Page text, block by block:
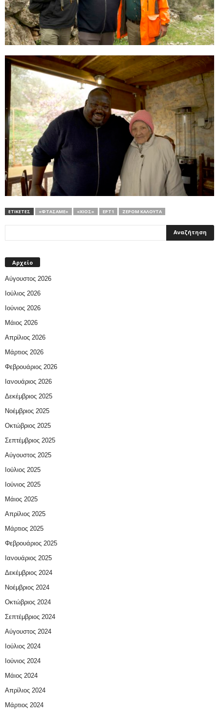
ΕΤΙΚΕΤΕΣ «ΦΤΆΣΑΜΕ» «ΧΊΟΣ» ΕΡΤ1 ΖΕΡΌΜ ΚΑΛΟΎΤΑ
Αρχείο
Αύγουστος 2026
Ιούλιος 2026
Ιούνιος 2026
Μάιος 2026
Απρίλιος 2026
Μάρτιος 2026
Φεβρουάριος 2026
Ιανουάριος 2026
Δεκέμβριος 2025
Νοέμβριος 2025
Οκτώβριος 2025
Σεπτέμβριος 2025
Αύγουστος 2025
Ιούλιος 2025
Ιούνιος 2025
Μάιος 2025
Απρίλιος 2025
Μάρτιος 2025
Φεβρουάριος 2025
Ιανουάριος 2025
Δεκέμβριος 2024
Νοέμβριος 2024
Οκτώβριος 2024
Σεπτέμβριος 2024
Αύγουστος 2024
Ιούλιος 2024
Ιούνιος 2024
Μάιος 2024
Απρίλιος 2024
Μάρτιος 2024